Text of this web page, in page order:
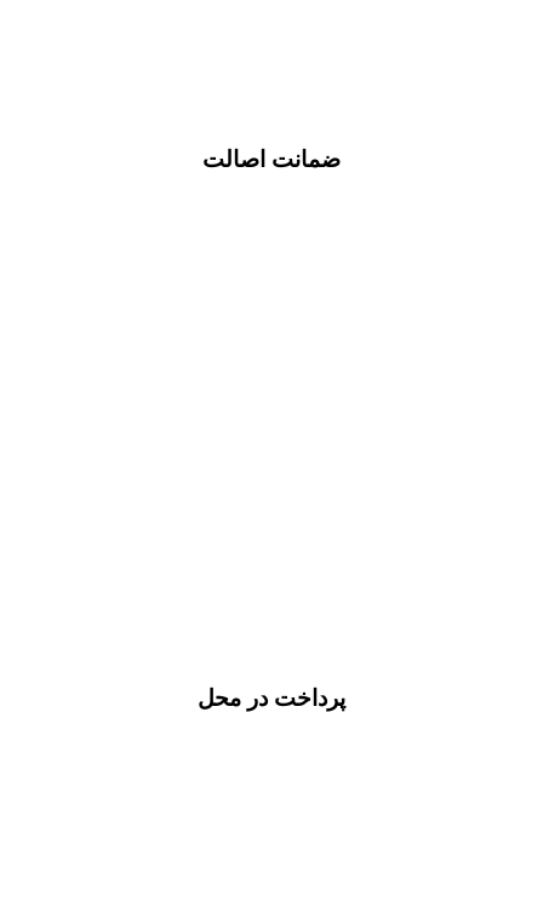
ضمانت اصالت
پرداخت در محل